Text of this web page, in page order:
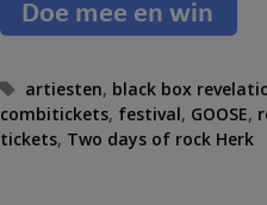
T
a
g
artiesten, black box
combitickets, festival, GOOSE,
tickets, Two days of rock Herk